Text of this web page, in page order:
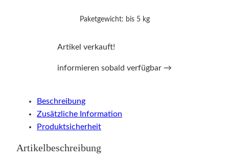
Paketgewicht: bis 5 kg
Artikel verkauft!
informieren sobald verfügbar →
Beschreibung
Zusätzliche Information
Produktsicherheit
Artikelbeschreibung